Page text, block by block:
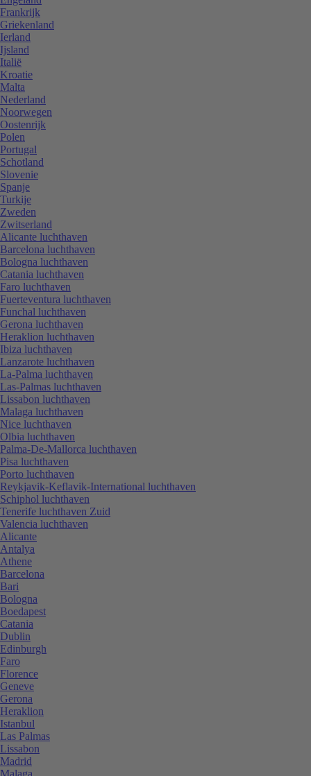
Frankrijk
Griekenland
Ierland
Ijsland
Italië
Kroatie
Malta
Nederland
Noorwegen
Oostenrijk
Polen
Portugal
Schotland
Slovenie
Spanje
Turkije
Zweden
Zwitserland
Alicante luchthaven
Barcelona luchthaven
Bologna luchthaven
Catania luchthaven
Faro luchthaven
Fuerteventura luchthaven
Funchal luchthaven
Gerona luchthaven
Heraklion luchthaven
Ibiza luchthaven
Lanzarote luchthaven
La-Palma luchthaven
Las-Palmas luchthaven
Lissabon luchthaven
Malaga luchthaven
Nice luchthaven
Olbia luchthaven
Palma-De-Mallorca luchthaven
Pisa luchthaven
Porto luchthaven
Reykjavik-Keflavik-International luchthaven
Schiphol luchthaven
Tenerife luchthaven Zuid
Valencia luchthaven
Alicante
Antalya
Athene
Barcelona
Bari
Bologna
Boedapest
Catania
Dublin
Edinburgh
Faro
Florence
Geneve
Gerona
Heraklion
Istanbul
Las Palmas
Lissabon
Madrid
Malaga